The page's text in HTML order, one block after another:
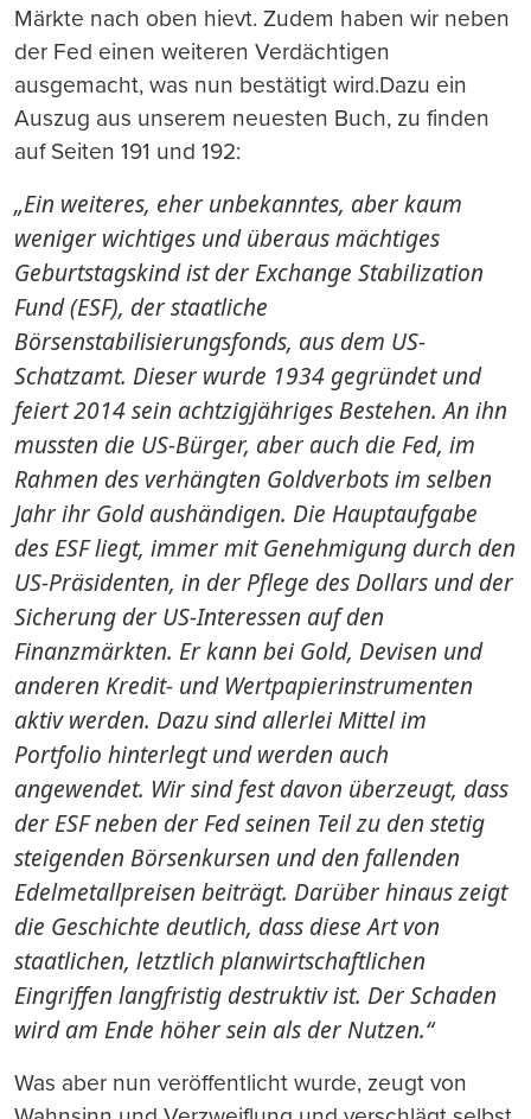
Märkte nach oben hievt. Zudem haben wir neben
der Fed einen weiteren Verdächtigen
ausgemacht, was nun bestätigt wird.Dazu ein
Auszug aus unserem neuesten Buch, zu finden
auf Seiten 191 und 192:
„Ein weiteres, eher unbekanntes, aber kaum
weniger wichtiges undüberaus mächtiges
Geburtstagskind ist der Exchange Stabilization
Fund (ESF), der staatliche
Börsenstabilisierungsfonds, aus dem US-
Schatzamt. Dieser wurde 1934 gegründet und
feiert 2014 sein achtzigjähriges Bestehen. An ihn
mussten die US-Bürger, aber auch die Fed, im
Rahmen des verhängten Goldverbots im selben
Jahr ihr Gold aushändigen. Die Hauptaufgabe
des ESF liegt, immer mit Genehmigung durch den
US-Präsidenten, in der Pflege des Dollars und der
Sicherung der US-Interessen auf den
Finanzmärkten. Er kann bei Gold, Devisen und
anderen Kredit- und Wertpapierinstrumenten
aktiv werden. Dazu sind allerlei Mittel im
Portfolio hinterlegt und werden auch
angewendet. Wir sind fest davon überzeugt, dass
der ESF neben der Fed seinen Teil zu den stetig
steigenden Börsenkursen und den fallenden
Edelmetallpreisen beiträgt. Darüber hinaus zeigt
die Geschichte deutlich, dass diese Art von
staatlichen, letztlich planwirtschaftlichen
Eingriffen langfristig destruktiv ist. Der Schaden
wird am Ende höher sein als der Nutzen.“
Was aber nun veröffentlicht wurde, zeugt von